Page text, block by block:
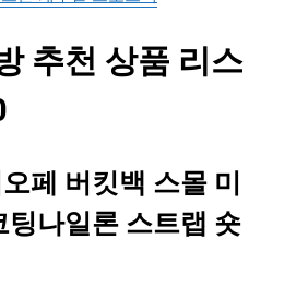
추천 상품 리스
페 버킷백 스몰 미
팅나일론 스트랩 숏